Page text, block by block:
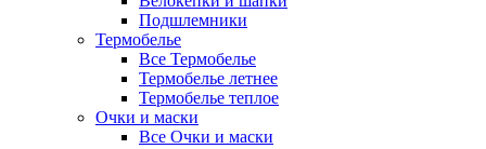
Подшлемники
Термобелье
Все Термобелье
Термобелье летнее
Термобелье теплое
Очки и маски
Все Очки и маски